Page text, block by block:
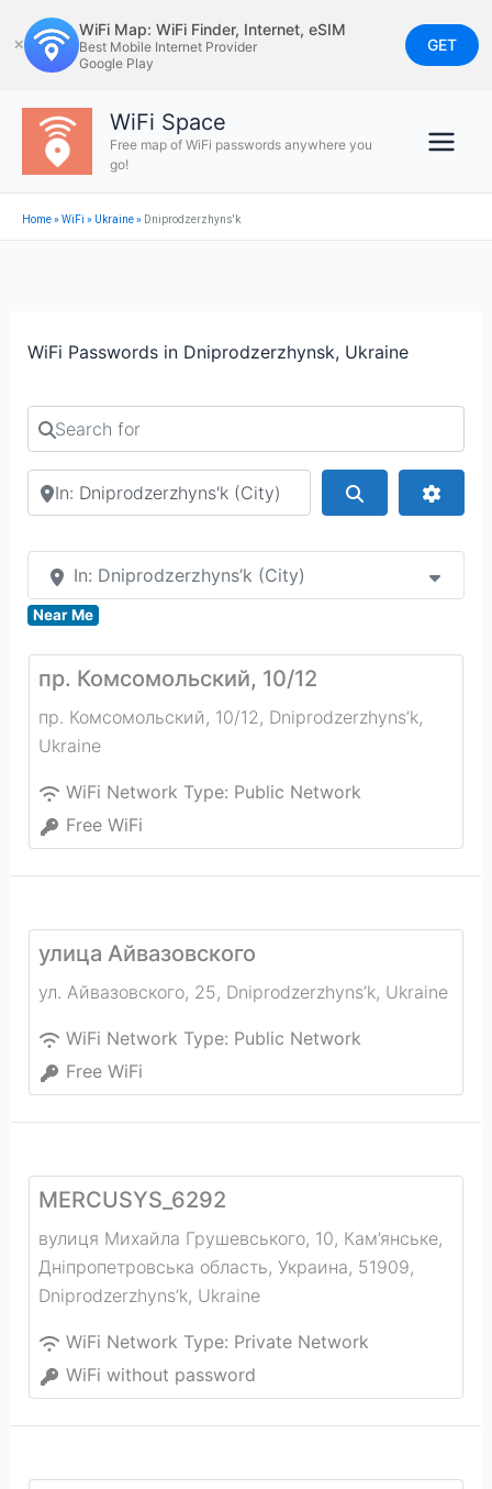
to
content
✕
WiFi Map: WiFi Finder, Internet, eSIM
Best Mobile Internet Provider
Google Play
GET
WiFi Space
Free map of WiFi passwords anywhere you
go!
Home»WiFi » Ukraine» Dniprodzerzhyns'k
WiFi Passwords in Dniprodzerzhynsk, Ukraine
Search for
Search by city or country
In: Dniprodzerzhyns’k (City)
Near Me
пр. Комсомольский, 10/12
пр. Комсомольский, 10/12, Dniprodzerzhyns’k,
Ukraine
WiFi Network Type: Public Network
Free WiFi
улица Айвазовского
ул. Айвазовского, 25, Dniprodzerzhyns’k, Ukraine
WiFi Network Type: Public Network
Free WiFi
MERCUSYS_6292
вулиця Михайла Грушевського, 10, Кам’янське,
Дніпропетровська область, Украина, 51909,
Dniprodzerzhyns’k, Ukraine
WiFi Network Type: Private Network
WiFi without password